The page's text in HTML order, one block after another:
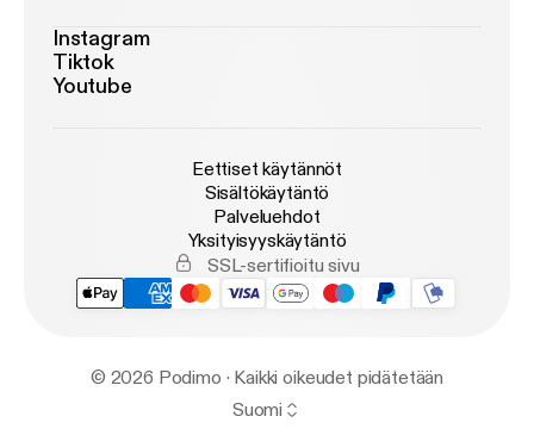
Instagram
Tiktok
Youtube
Eettiset käytännöt
Sisältökäytäntö
Palveluehdot
Yksityisyyskäytäntö
SSL-sertifioitu sivu
© 2026 Podimo · Kaikki oikeudet pidätetään
Suomi